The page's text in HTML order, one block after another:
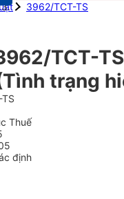
3962/TCT-TS
TCT-
trạng
Thuế
định